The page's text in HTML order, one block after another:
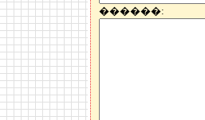
������: